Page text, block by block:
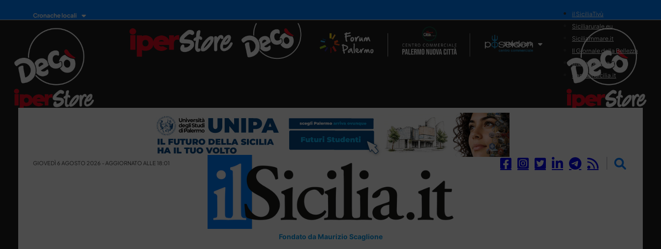
Cronache locali
Il Network
il SiciliaTivù
Siciliarurale.eu
Siciliammare.it
Il Giornale della Bellezza
Siciliamedica.it
Sanitainsicilia.it
GIOVEDÌ 6 AGOSTO 2026 - AGGIORNATO ALLE 18:01
Fondato da Maurizio Scaglione